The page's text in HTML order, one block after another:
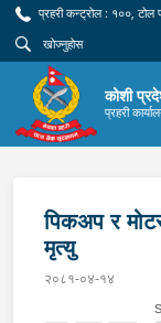
प्रहरी कन्ट्रोल : १००,
कोशी
प्रहरी
पिकअप र
मृत्यु
२०८१-०४-१४